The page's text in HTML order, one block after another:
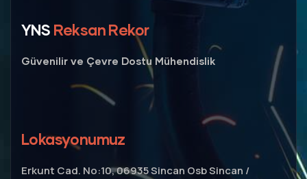
YNS Reksan Rekor
Güvenilir ve Çevre Dostu Mühendislik
Lokasyonumuz
Erkunt Cad. No:10, 06935 Sincan Osb Sincan /